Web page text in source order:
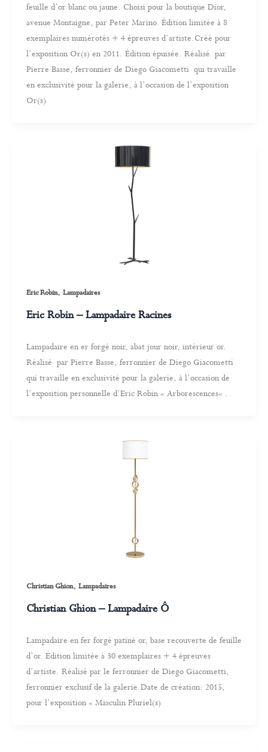
feuille d’or blanc ou jaune. Choisi pour la boutique Dior,
avenue Montaigne, par Peter Marino. Édition limitée à 8
exemplaires numérotés + 4 épreuves d’artiste.Créé pour
l’exposition Or(s) en 2011. Édition épuisée. Réalisé par
Pierre Basse, ferronnier de Diego Giacometti qui travaille
en exclusivité pour la galerie, à l’occasion de l’exposition
Or(s)
Eric Robin, Lampadaires
Eric Robin – Lampadaire Racines
Lampadaire en er forgé noir, abat jour noir, intérieur or.
Réalisé par Pierre Basse, ferronnier de Diego Giacometti
qui travaille en exclusivité pour la galerie, à l’occasion de
l’exposition personnelle d’Eric Robin « Arborescences« .
Christian Ghion, Lampadaires
Christian Ghion – Lampadaire Ô
Lampadaire en fer forgé patiné or, base recouverte de feuille
d’or. Édition limitée à 30 exemplaires + 4 épreuves
d’artiste. Réalisé par le ferronnier de Diego Giacometti,
ferronnier exclusif de la galerie.Date de création: 2015,
pour l’exposition « Masculin Pluriel(s)